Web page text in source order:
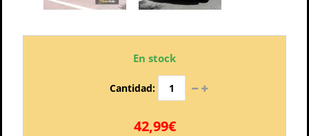
En stock
Cantidad:
42,99€